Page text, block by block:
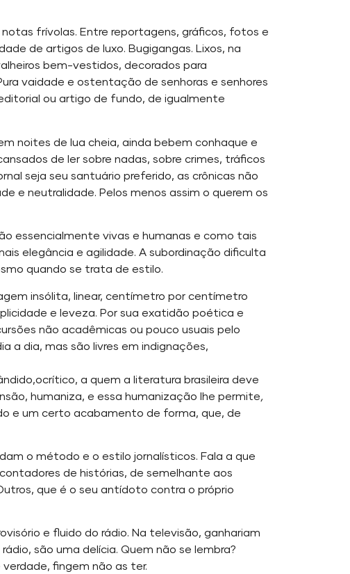
frívolas. Entre reportagens, gráficos, fotos e
de artigos de luxo. Bugigangas. Lixos, na
bem-vestidos, decorados para
vaidade e ostentação de senhoras e senhores
ou artigo de fundo, de igualmente
noites de lua cheia, ainda bebem conhaque e
de ler sobre nadas, sobre crimes, tráficos
seja seu santuário preferido, as crônicas não
e neutralidade. Pelos menos assim o querem os
essencialmente vivas e humanas e como tais
elegância e agilidade. A subordinação dificulta
quando se trata de estilo.
insólita, linear, centímetro por centímetro
e leveza. Por sua exatidão poética e
não acadêmicas ou pouco usuais pelo
a dia, mas são livres em indignações,
a quem a literatura brasileira deve
humaniza, e essa humanização lhe permite
e um certo acabamento de forma, que, de
o método e o estilo jornalísticos. Fala a que
de histórias, de semelhante aos
que é o seu antídoto contra o próprio
e fluido do rádio. Na televisão, ganhariam
são uma delícia. Quem não se lembra?
fingem não as ter.